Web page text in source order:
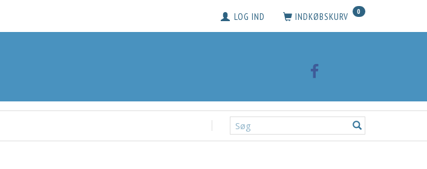
INDKØBSKURV 0
LOG IND